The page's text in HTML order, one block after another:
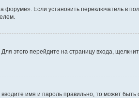
Если установить переключатель в
этого перейдите на страницу входа,
имя и пароль правильно, то может